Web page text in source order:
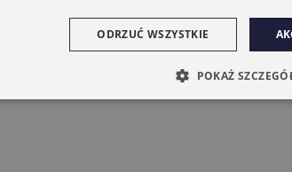
ODRZUĆ WSZYSTKIE
POKAŻ